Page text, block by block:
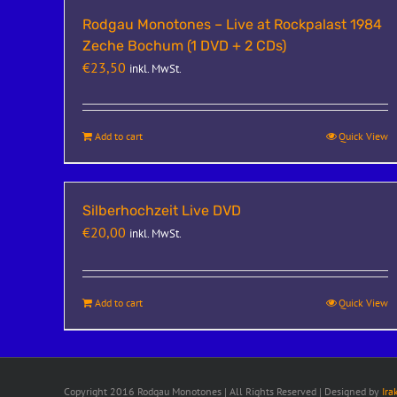
Rodgau Monotones – Live at Rockpalast 1984
Zeche Bochum (1 DVD + 2 CDs)
€23,50 inkl. MwSt.
Add to cart Quick View
Silberhochzeit Live DVD
€20,00 inkl. MwSt.
Add to cart Quick View
Copyright 2016 Rodgau Monotones | All Rights Reserved | Designed by